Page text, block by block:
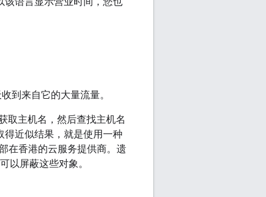
到来自它的大量流量。
取主机名，然后查找主机名
近似结果，就是使用一种
在香港的云服务提供商。遗
以屏蔽这些对象。